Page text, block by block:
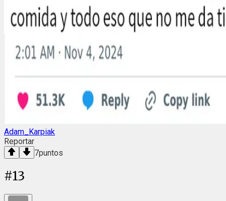
Adam_Karpiak
Reportar
7puntos
#13